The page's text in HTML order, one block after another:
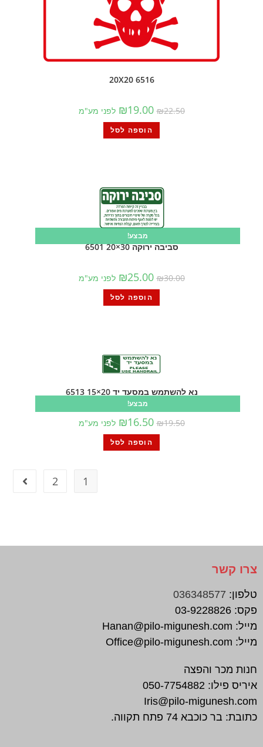
6516 20X20
₪22.50
₪19.00 לפני מע"מ
הוספה לסל
מבצע!
סביבה ירוקה 30×20 6501
₪30.00
₪25.00 לפני מע"מ
הוספה לסל
מבצע!
נא להשתמש במסעד יד 20×15 6513
₪19.50
₪16.50 לפני מע"מ
הוספה לסל
1
2
צרו קשר
טלפון: 036348577
פקס: 03-9228826
מייל: Hanan@pilo-migunesh.com
מייל: Office@pilo-migunesh.com
חנות מכר והפצה
איריס פילו: 050-7754882
Iris@pilo-migunesh.com
כתובת: בר כוכבא 74 פתח תקווה.